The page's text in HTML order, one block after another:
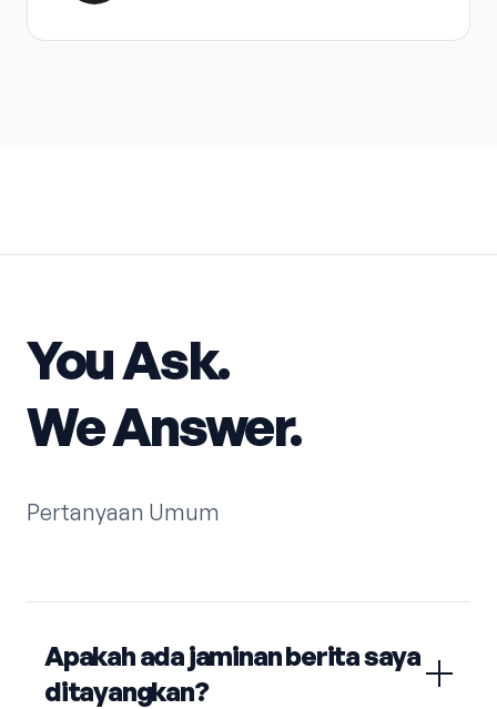
You Ask.
We Answer.
Pertanyaan Umum
Apakah ada jaminan berita saya
ditayangkan?